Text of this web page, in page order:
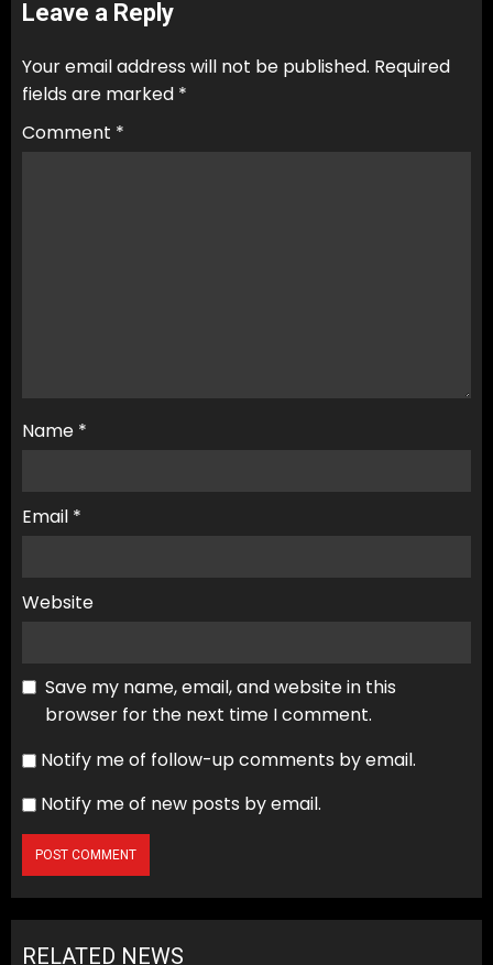
Leave a Reply
Your email address will not be published. Required
fields are marked *
Comment *
Name *
Email *
Website
Save my name, email, and website in this
browser for the next time I comment.
Notify me of follow-up comments by email.
Notify me of new posts by email.
RELATED NEWS